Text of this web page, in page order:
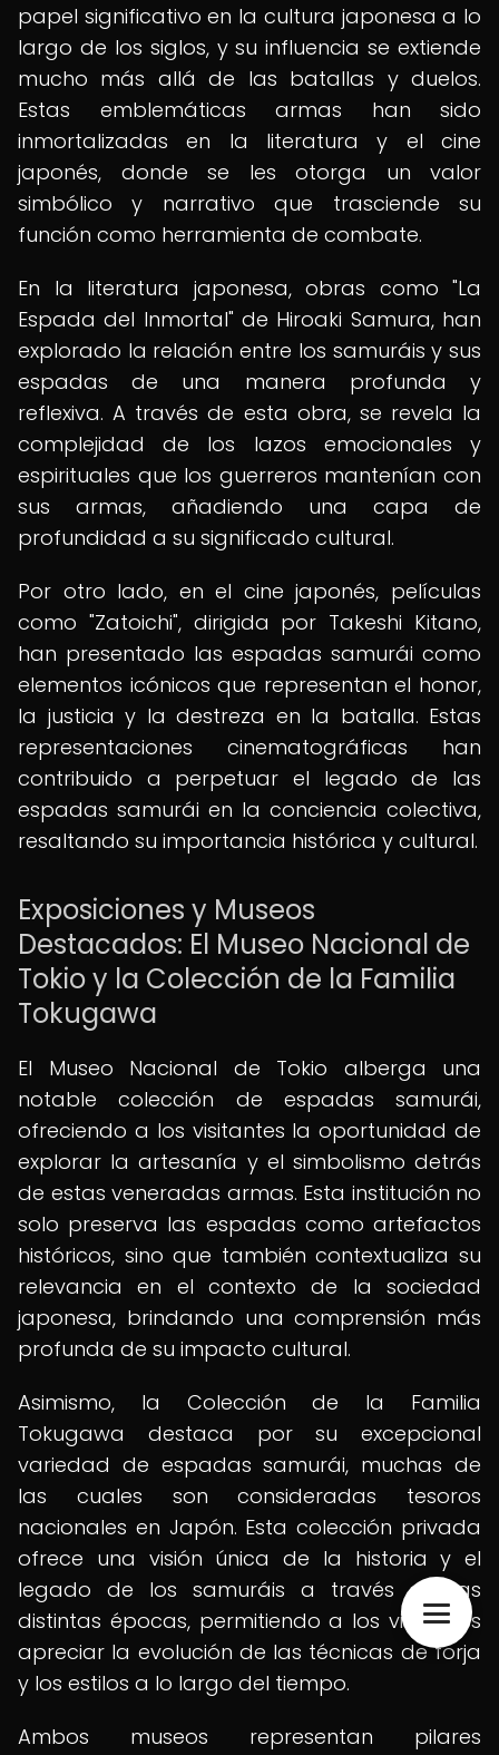
papel significativo en la cultura japonesa a lo
largo de los siglos, y su influencia se extiende
mucho más allá de las batallas y duelos.
Estas emblemáticas armas han sido
inmortalizadas en la literatura y el cine
japonés, donde se les otorga un valor
simbólico y narrativo que trasciende su
función como herramienta de combate.
En la literatura japonesa, obras como "La
Espada del Inmortal" de Hiroaki Samura, han
explorado la relación entre los samuráis y sus
espadas de una manera profunda y
reflexiva. A través de esta obra, se revela la
complejidad de los lazos emocionales y
espirituales que los guerreros mantenían con
sus armas, añadiendo una capa de
profundidad a su significado cultural.
Por otro lado, en el cine japonés, películas
como "Zatoichi", dirigida por Takeshi Kitano,
han presentado las espadas samurái como
elementos icónicos que representan el honor,
la justicia y la destreza en la batalla. Estas
representaciones cinematográficas han
contribuido a perpetuar el legado de las
espadas samurái en la conciencia colectiva,
resaltando su importancia histórica y cultural.
Exposiciones y Museos
Destacados: El Museo Nacional de
Tokio y la Colección de la Familia
Tokugawa
El Museo Nacional de Tokio alberga una
notable colección de espadas samurái,
ofreciendo a los visitantes la oportunidad de
explorar la artesanía y el simbolismo detrás
de estas veneradas armas. Esta institución no
solo preserva las espadas como artefactos
históricos, sino que también contextualiza su
relevancia en el contexto de la sociedad
japonesa, brindando una comprensión más
profunda de su impacto cultural.
Asimismo, la Colección de la Familia
Tokugawa destaca por su excepcional
variedad de espadas samurái, muchas de
las cuales son consideradas tesoros
nacionales en Japón. Esta colección privada
ofrece una visión única de la historia y el
legado de los samuráis a través de las
distintas épocas, permitiendo a los visitantes
apreciar la evolución de las técnicas de forja
y los estilos a lo largo del tiempo.
Ambos museos representan pilares